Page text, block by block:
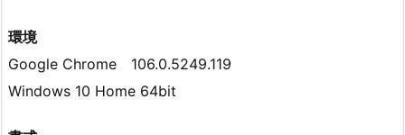
環境
Google Chrome 106.0.5249.119
Windows 10 Home 64bit